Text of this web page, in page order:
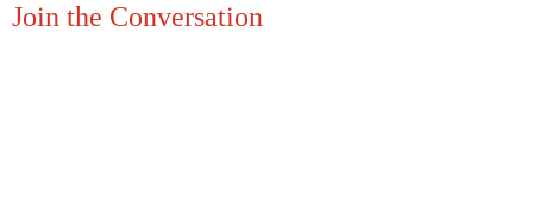
Join the Conversation